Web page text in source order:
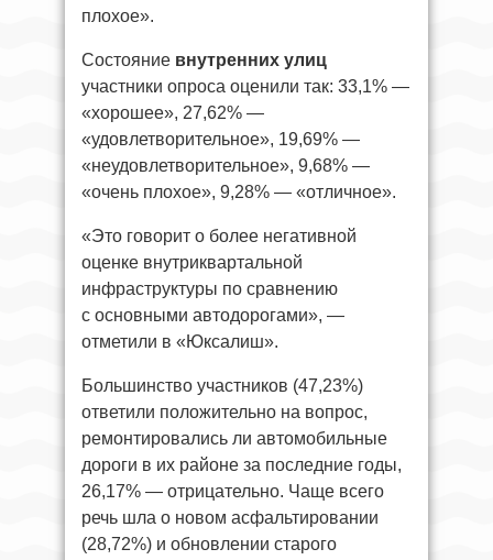
плохое».
Состояние внутренних улиц
участники опроса оценили так: 33,1% —
«хорошее», 27,62% —
«удовлетворительное», 19,69% —
«неудовлетворительное», 9,68% —
«очень плохое», 9,28% — «отличное».
«Это говорит о более негативной
оценке внутриквартальной
инфраструктуры по сравнению
с основными автодорогами», —
отметили в «Юксалиш».
Большинство участников (47,23%)
ответили положительно на вопрос,
ремонтировались ли автомобильные
дороги в их районе за последние годы,
26,17% — отрицательно. Чаще всего
речь шла о новом асфальтировании
(28,72%) и обновлении старого